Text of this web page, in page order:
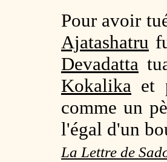
Pour avoir
Ajatashatru
Devadatta
Kokalika et
comme un
l'égal d'un
La Lettre de